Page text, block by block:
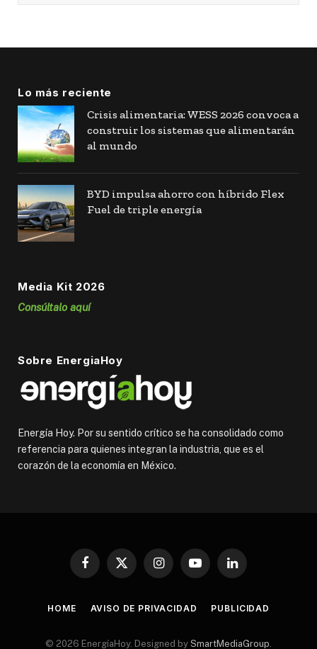
Lo más reciente
Crisis alimentaria: WESS 2026 convoca a
construir los sistemas que alimentarán
al mundo
BYD impulsa ahorro con híbrido Flex
Fuel de triple energía
Media Kit 2026
Consúltalo aquí
Sobre EnergiaHoy
Energía Hoy. Por su sentido crítico se ha consolidado como
referencia para quienes integran la industria, que es el
corazón de la economía en México.
Facebook
X
InstagramYouTubeLinkedIn
HOME AVISO DE PRIVACIDAD PUBLICIDAD
© 2026 EnergíaHoy. Designed by SmartMediaGroup.